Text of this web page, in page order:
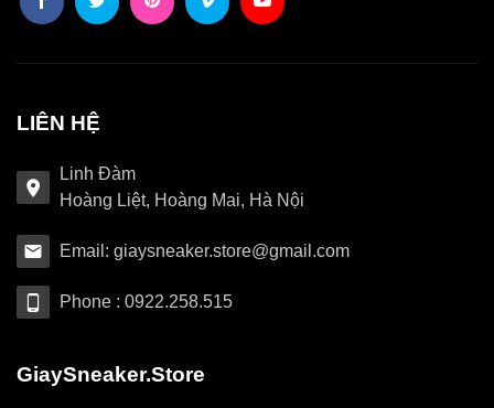
LIÊN HỆ
Linh Đàm
Hoàng Liệt, Hoàng Mai, Hà Nội
Email: giaysneaker.store@gmail.com
Phone : 0922.258.515
GiaySneaker.Store